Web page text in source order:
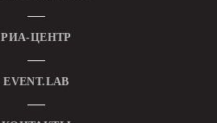
РИА-ЦЕНТР
EVENT.LAB